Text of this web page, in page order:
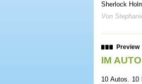
Sherlock
Von
Preview
IM
10 Autos. 10